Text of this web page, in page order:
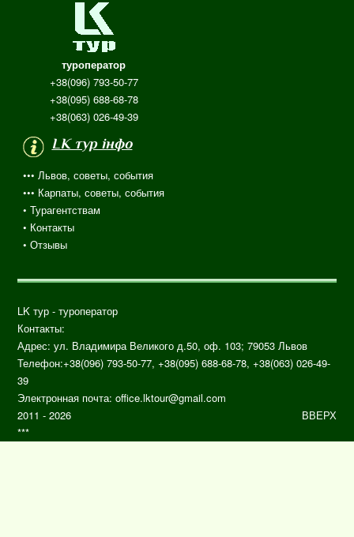
туроператор
+38(096) 793-50-77
+38(095) 688-68-78
+38(063) 026-49-39
LK тур інфо
••• Львов, советы, события
••• Карпаты, советы, события
•Турагентствам
• Контакты
•Отзывы
LK тур - туроператор
Контакты:
Адрес: ул. Владимира Великого д.50, оф. 103; 79053 Львов
Телефон:+38(096) 793-50-77, +38(095) 688-68-78, +38(063) 026-49-
39
Электронная почта:office.lktour@gmail.com
ВВЕРХ
2011 - 2026
***